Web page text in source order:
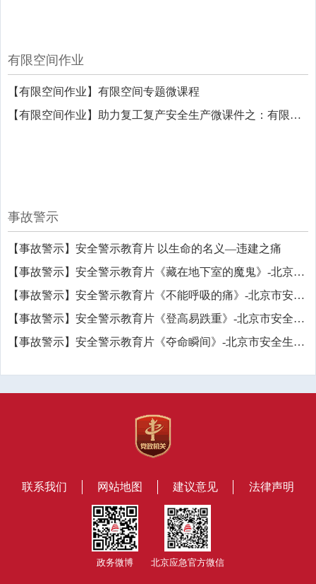
有限空间作业
【有限空间作业】有限空间专题微课程
【有限空间作业】助力复工复产安全生产微课件之：有限空间作业安全要点
事故警示
【事故警示】安全警示教育片 以生命的名义—违建之痛
【事故警示】安全警示教育片《藏在地下室的魔鬼》-北京市安全生产科学技术研究院
【事故警示】安全警示教育片《不能呼吸的痛》-北京市安全生产科学技术研究院
【事故警示】安全警示教育片《登高易跌重》-北京市安全生产科学技术研究院
【事故警示】安全警示教育片《夺命瞬间》-北京市安全生产科学技术研究院
联系我们 网站地图 建议意见 法律声明
政务微博 北京应急官方微信